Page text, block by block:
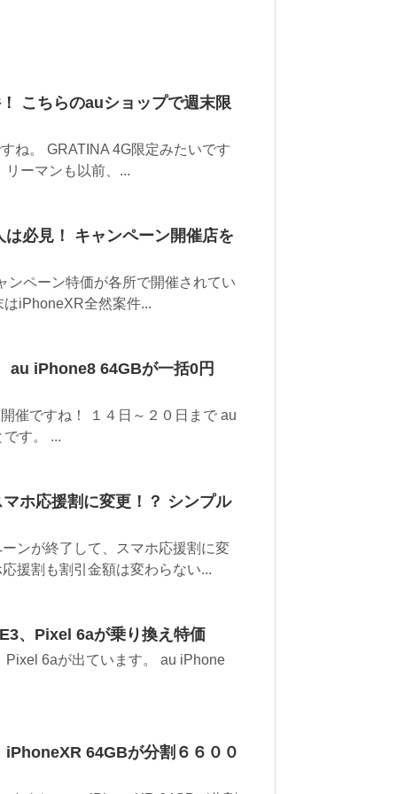
こちらのauショップで週末限
ね。 GRATINA 4G限定みたいです
ーマンも以前、...
必見！ キャンペーン開催店を
ンペーン特価が各所で開催されてい
iPhoneXR全然案件...
au iPhone8 64GBが一括0円
催ですね！ １４日～２０日まで au
す。 ...
ホ応援割に変更！？ シンプル
ンが終了して、スマホ応援割に変
援割も割引金額は変わらない...
、Pixel 6aが乗り換え特価
6aが出ています。 au iPhone
64GBが分割６６００